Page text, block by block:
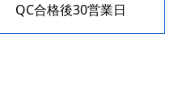
QC合格後30営業日